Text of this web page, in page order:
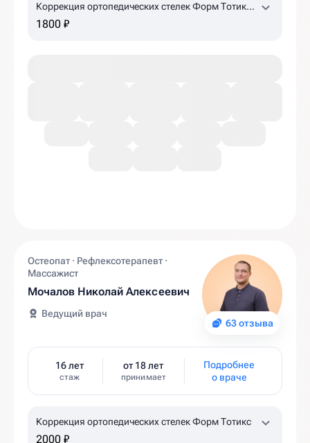
Коррекция ортопедических стелек Форм Тотикс
(детям, до 30 размера)
1800 ₽
63 отзыва
Остеопат · Рефлексотерапевт ·
Массажист
Мочалов Николай Алексеевич
Ведущий врач
16 лет
стаж
от 18 лет
принимает
Подробнее
о враче
Коррекция ортопедических стелек Форм Тотикс
2000 ₽